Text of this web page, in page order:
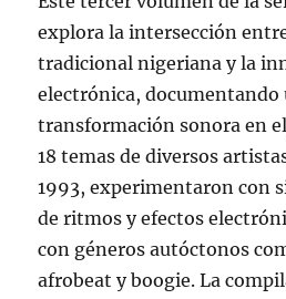
explora la intersección
tradicional nigeriana y la
electrónica, documentando
transformación sonora en
18 temas de diversos
1993, experimentaron con
de ritmos y efectos
con géneros autóctonos
afrobeat y boogie. La